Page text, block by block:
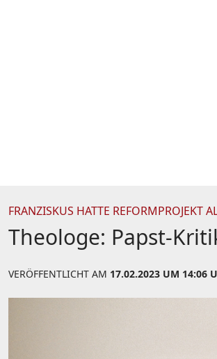
FRANZISKUS HATTE REFORMPROJEKT
Theologe: Papst-
VERÖFFENTLICHT AM 17.02.2023 UM 14:06